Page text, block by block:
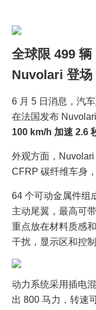
全球限 499
Nuvolari 登场
6 月 5 日消息，汽
在法国发布
100 km/h 加速 2.6
外观方面，
CFRP 碳纤维车身
64 个可动金属件组
主动尾翼，最高可
重点放在材料质感
干扰，显示区和控
动力系统采用插电
出 800 马力，转速